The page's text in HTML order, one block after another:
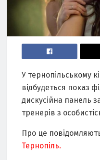
У тернопільському
відбудеться показ
дискусійна панель
тренерів з
Про це
Тернопіль.